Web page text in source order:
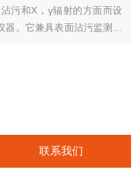
污和X，γ辐射的方面而设
。它兼具表面沾污监测仪
α和βγ测量可切换显示，测
联系我们